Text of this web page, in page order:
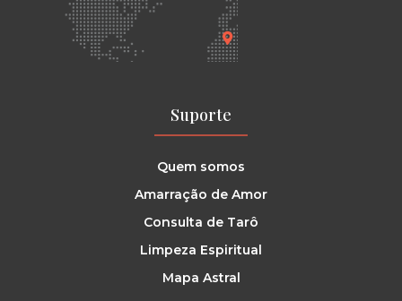
Suporte
Quem somos
Amarração de Amor
Consulta de Tarô
Limpeza Espiritual
Mapa Astral